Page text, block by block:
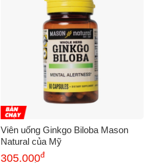
Viên uống Ginkgo Biloba Mason
Natural của Mỹ
305.000đ